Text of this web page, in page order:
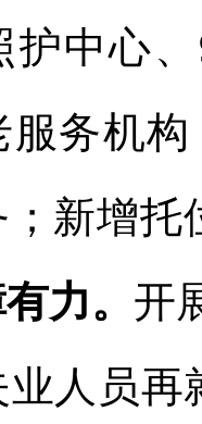
中心、
服务机构
； 新增托
力。 开
业人员再